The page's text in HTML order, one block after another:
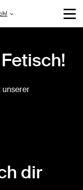
unserer
dir